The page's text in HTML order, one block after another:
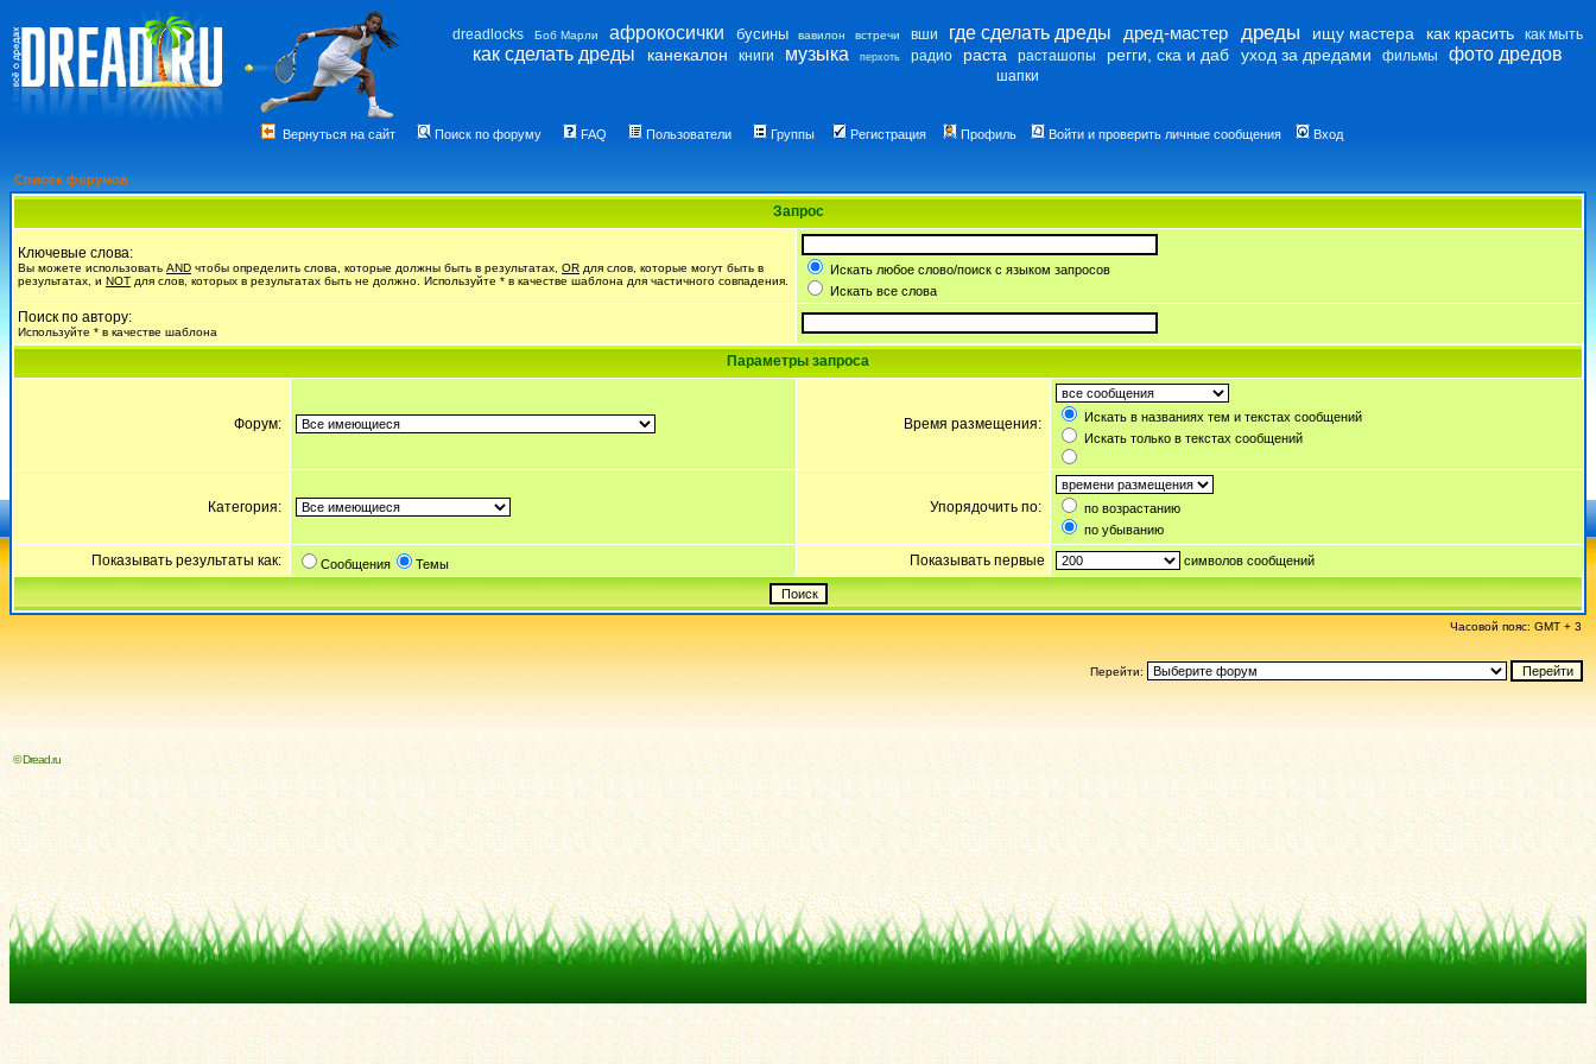
dreadlocks Боб Марли афрокосички бусины вавилон встречи вши где сделать дреды дред-мастер дреды ищу мастера как красить как мыть
как сделать дреды канекалон книги музыка перхоть радио раста расташопы регги, ска и даб уход за дредами фильмы фото дредов
шапки
Вернуться на сайт Поиск по форуму FAQ Пользователи Группы Регистрация Профиль Войти и проверить личные сообщения Вход
Список форумов
Запрос
Ключевые слова:
Вы можете использовать AND чтобы определить слова, которые должны быть в результатах, OR для слов, которые могут быть в
результатах, и NOT для слов, которых в результатах быть не должно. Используйте * в качестве шаблона для частичного совпадения.
Искать любое слово/поиск с языком запросов
Искать все слова
Поиск по автору:
Используйте * в качестве шаблона
Параметры запроса
Форум: Время размещения:
Искать в названиях тем и текстах сообщений
Искать только в текстах сообщений
Категория: Упорядочить по:
по возрастанию
по убыванию
Показывать результаты как: Сообщения Темы Показывать первые символов сообщений
Часовой пояс: GMT + 3
Перейти:
© Dread.ru